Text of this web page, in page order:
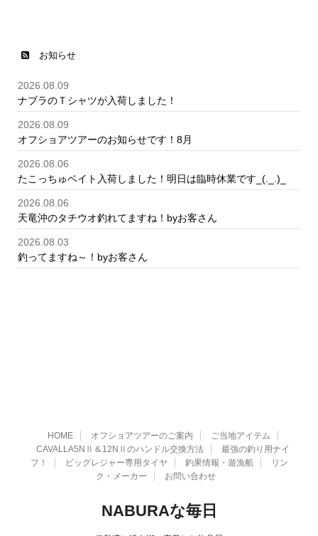
お知らせ
2026.08.09
ナブラのＴシャツが入荷しました！
2026.08.09
オフショアツアーのお知らせです！8月
2026.08.06
たこっちゅベイト入荷しました！明日は臨時休業です_(._.)_
2026.08.06
天竜沖のタチウオ釣れてますね！byお客さん
2026.08.03
釣ってますね～！byお客さん
HOME オフショアツアーのご案内
ご当地アイテム
CAVALLA5NⅡ＆12NⅡのハンドル交換方法
最強の釣り用ナイ
フ！
ビッグレジャー専用タイヤ 釣果情報・遊漁船
リン
ク・メーカー
お問い合わせ
NABURAな毎日